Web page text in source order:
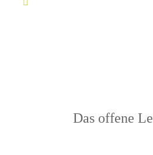
Das offene